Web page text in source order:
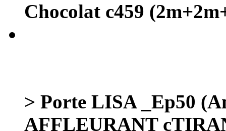
Chocolat c459
> Porte LISA _Ep50
AFFLEURANT